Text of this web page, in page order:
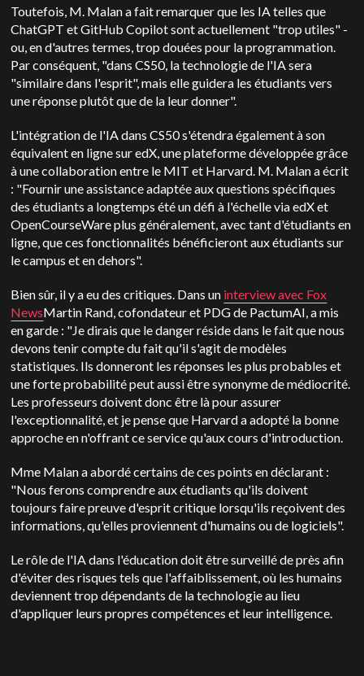
Toutefois, M. Malan a fait remarquer que les IA telles que
ChatGPT et GitHub Copilot sont actuellement "trop utiles" -
ou, en d'autres termes, trop douées pour la programmation.
Par conséquent, "dans CS50, la technologie de l'IA sera
"similaire dans l'esprit", mais elle guidera les étudiants vers
une réponse plutôt que de la leur donner".
L'intégration de l'IA dans CS50 s'étendra également à son
équivalent en ligne sur edX, une plateforme développée grâce
à une collaboration entre le MIT et Harvard. M. Malan a écrit
: "Fournir une assistance adaptée aux questions spécifiques
des étudiants a longtemps été un défi à l'échelle via edX et
OpenCourseWare plus généralement, avec tant d'étudiants en
ligne, que ces fonctionnalités bénéficieront aux étudiants sur
le campus et en dehors".
Bien sûr, il y a eu des critiques. Dans un interview avec Fox
NewsMartin Rand, cofondateur et PDG de PactumAI, a mis
en garde : "Je dirais que le danger réside dans le fait que nous
devons tenir compte du fait qu'il s'agit de modèles
statistiques. Ils donneront les réponses les plus probables et
une forte probabilité peut aussi être synonyme de médiocrité.
Les professeurs doivent donc être là pour assurer
l'exceptionnalité, et je pense que Harvard a adopté la bonne
approche en n'offrant ce service qu'aux cours d'introduction.
Mme Malan a abordé certains de ces points en déclarant :
"Nous ferons comprendre aux étudiants qu'ils doivent
toujours faire preuve d'esprit critique lorsqu'ils reçoivent des
informations, qu'elles proviennent d'humains ou de logiciels".
Le rôle de l'IA dans l'éducation doit être surveillé de près afin
d'éviter des risques tels que l'affaiblissement, où les humains
deviennent trop dépendants de la technologie au lieu
d'appliquer leurs propres compétences et leur intelligence.